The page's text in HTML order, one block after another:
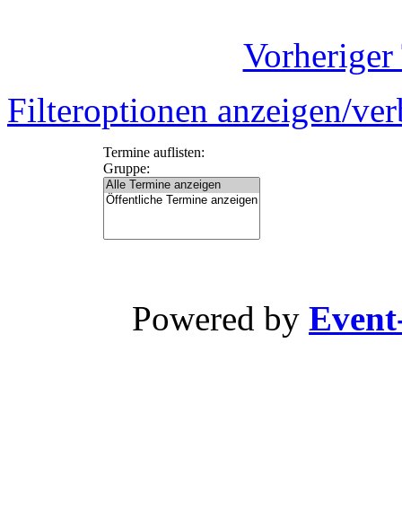
Vorheriger
Filteroptionen anzeigen/
Termine auflisten:
Gruppe:
Powered by